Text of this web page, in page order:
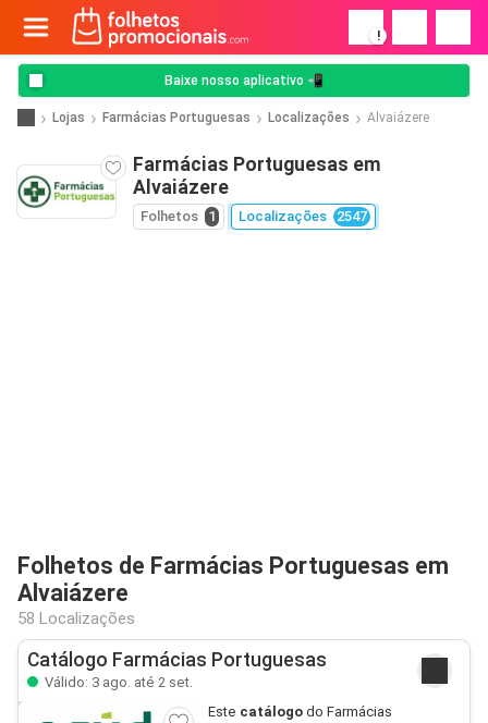
!
Baixe nosso aplicativo 📲
Lojas Farmácias Portuguesas Localizações Alvaiázere
Farmácias Portuguesas em
Alvaiázere
Folhetos 1 Localizações 2547
Folhetos de Farmácias Portuguesas em
Alvaiázere
58 Localizações
Catálogo Farmácias Portuguesas
Válido: 3 ago. até 2 set.
Este catálogodo Farmácias